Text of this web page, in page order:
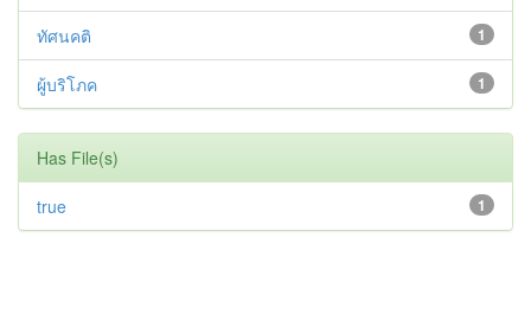
1
ทัศนคติ
1
ผู้บริโภค
Has File(s)
1
true